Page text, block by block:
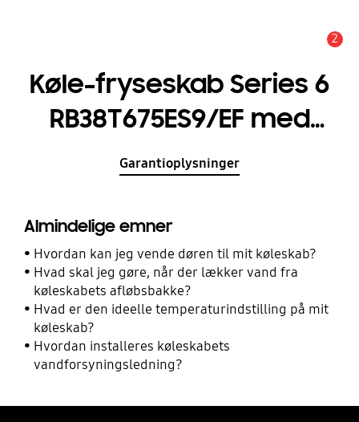
2
Køle-fryseskab Series 6
RB38T675ES9/EF med
SpaceMax™ 203 cm
Garantioplysninger
Almindelige emner
Hvordan kan jeg vende døren til mit køleskab?
Hvad skal jeg gøre, når der lækker vand fra
køleskabets afløbsbakke?
Hvad er den ideelle temperaturindstilling på mit
køleskab?
Hvordan installeres køleskabets
vandforsyningsledning?